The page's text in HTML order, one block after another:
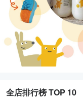
全店排行榜 TOP 10